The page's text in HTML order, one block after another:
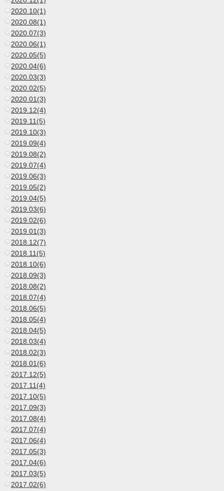
2020.10(1)
2020.08(1)
2020.07(3)
2020.06(1)
2020.05(5)
2020.04(6)
2020.03(3)
2020.02(5)
2020.01(3)
2019.12(4)
2019.11(5)
2019.10(3)
2019.09(4)
2019.08(2)
2019.07(4)
2019.06(3)
2019.05(2)
2019.04(5)
2019.03(6)
2019.02(6)
2019.01(3)
2018.12(7)
2018.11(5)
2018.10(6)
2018.09(3)
2018.08(2)
2018.07(4)
2018.06(5)
2018.05(4)
2018.04(5)
2018.03(4)
2018.02(3)
2018.01(6)
2017.12(5)
2017.11(4)
2017.10(5)
2017.09(3)
2017.08(4)
2017.07(4)
2017.06(4)
2017.05(3)
2017.04(6)
2017.03(5)
2017.02(6)